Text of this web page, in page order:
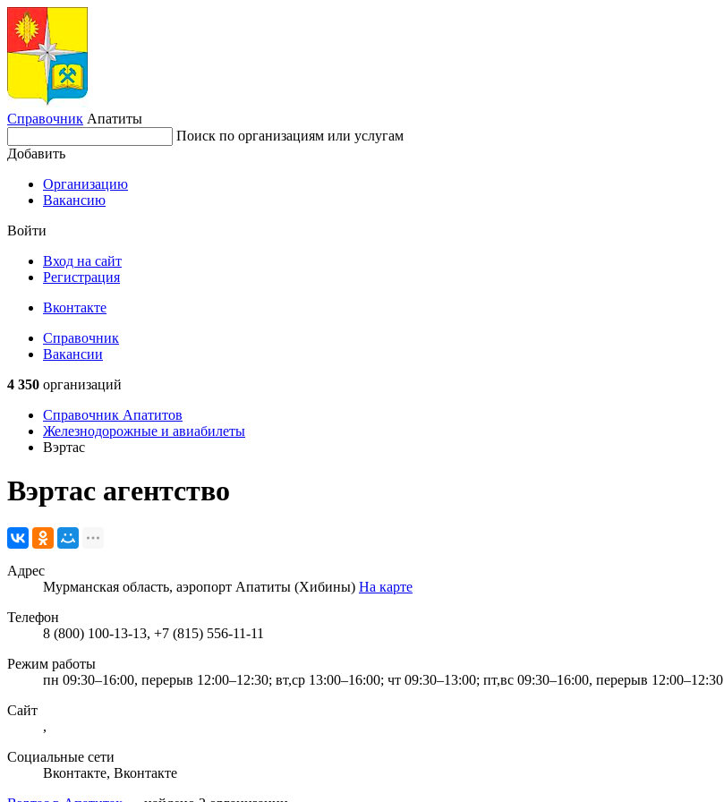
Справочник Апатиты
Поиск по организациям или услугам
Добавить
Организацию
Вакансию
Войти
Вход на сайт
Регистрация
Вконтакте
Справочник
Вакансии
4 350 организаций
Справочник Апатитов
Железнодорожные и авиабилеты
Вэртас
Вэртас агентство
Адрес
Мурманская область, аэропорт Апатиты (Хибины) На карте
Телефон
8 (800) 100-13-13, +7 (815) 556-11-11
Режим работы
пн 09:30–16:00, перерыв 12:00–12:30; вт,ср 13:00–16:00; чт 09:30–13:00; пт,вс 09:30–16:00, перерыв 12:00–12:30
Сайт
,
Социальные сети
Вконтакте, Вконтакте